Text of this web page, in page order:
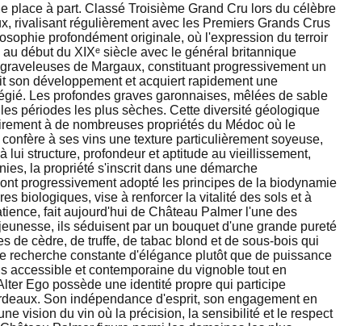
place à part. Classé Troisième Grand Cru lors du célèbre
rivalisant régulièrement avec les Premiers Grands Crus
profondément originale, où l'expression du terroir
début du XIXᵉ siècle avec le général britannique
de Margaux, constituant progressivement un
développement et acquiert rapidement une
Les profondes graves garonnaises, mêlées de sable
périodes les plus sèches. Cette diversité géologique
à de nombreuses propriétés du Médoc où le
à ses vins une texture particulièrement soyeuse,
structure, profondeur et aptitude au vieillissement,
la propriété s'inscrit dans une démarche
progressivement adopté les principes de la biodynamie
biologiques, vise à renforcer la vitalité des sols et à
fait aujourd'hui de Château Palmer l'une des
ils séduisent par un bouquet d'une grande pureté
de cèdre, de truffe, de tabac blond et de sous-bois qui
constante d'élégance plutôt que de puissance
accessible et contemporaine du vignoble tout en
Ego possède une identité propre qui participe
Son indépendance d'esprit, son engagement en
vision du vin où la précision, la sensibilité et le respect